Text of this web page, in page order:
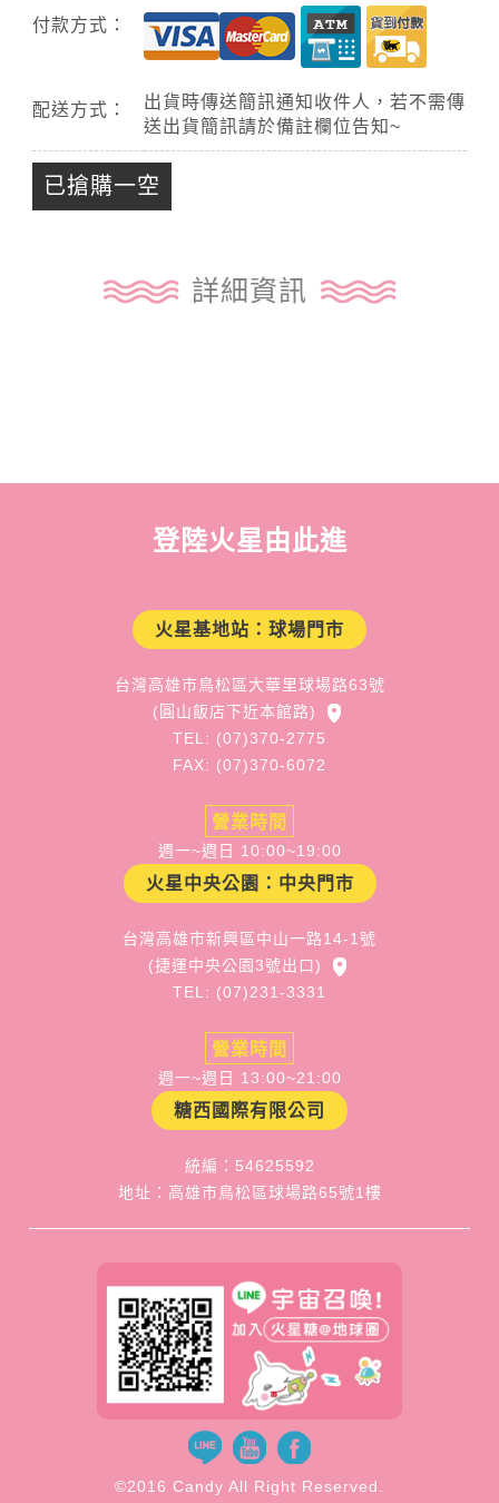
付款方式：
配送方式：
出貨時傳送簡訊通知收件人，若不需傳
送出貨簡訊請於備註欄位告知~
已搶購一空
詳細資訊
登陸火星由此進
火星基地站：球場門市
台灣高雄市鳥松區大華里球場路63號
(圓山飯店下近本館路)
TEL: (07)370-2775
FAX: (07)370-6072
營業時間
週一~週日 10:00~19:00
火星中央公園：中央門市
台灣高雄市新興區中山一路14-1號
(捷運中央公園3號出口)
TEL: (07)231-3331
營業時間
週一~週日 13:00~21:00
糖西國際有限公司
統編：54625592
地址：高雄市鳥松區球場路65號1樓
©2016 Candy All Right Reserved.